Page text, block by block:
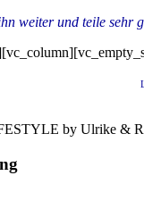
weiter und teile
by Ulrike &